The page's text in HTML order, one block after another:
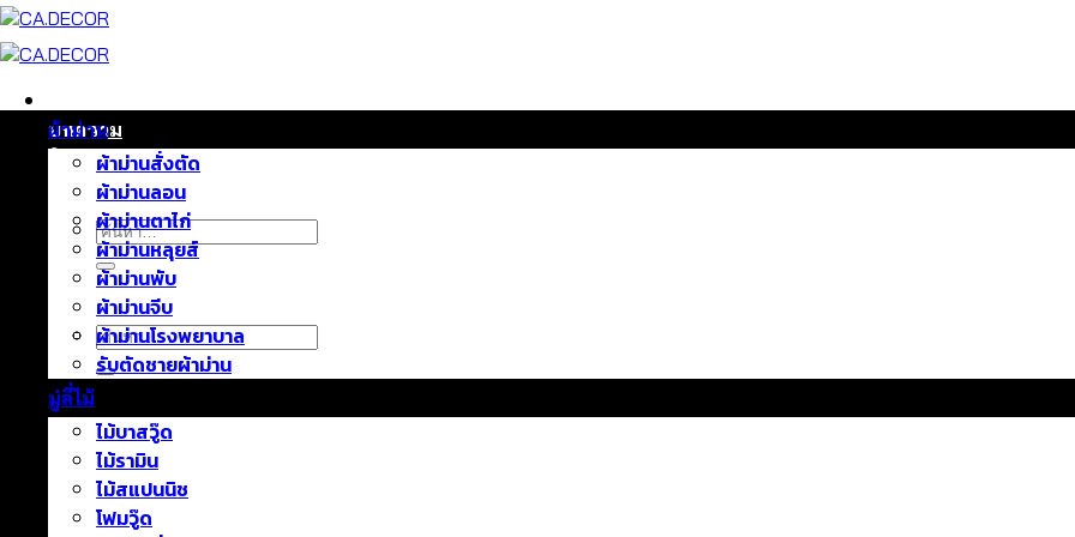
ข้าม
ยัง
บทความ
ติดต่อเรา
เกี่ยวกับเรา
ค้นหา:
ค้นหา:
ผ้าม่าน
ผ้าม่านสั่งตัด
ผ้าม่านลอน
ผ้าม่านตาไก่
ผ้าม่านหลุยส์
ผ้าม่านพับ
ผ้าม่านจีบ
ผ้าม่านโรงพยาบาล
รับตัดชายผ้าม่าน
มู่ลี่ไม้
ไม้บาสวู๊ด
ไม้รามิน
ไม้สแปนนิช
โฟมวู๊ด